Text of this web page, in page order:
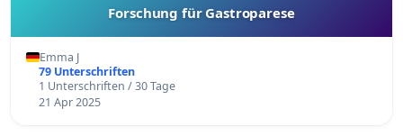
Forschung für Gastroparese
Emma J
79 Unterschriften
1 Unterschriften / 30 Tage
21 Apr 2025